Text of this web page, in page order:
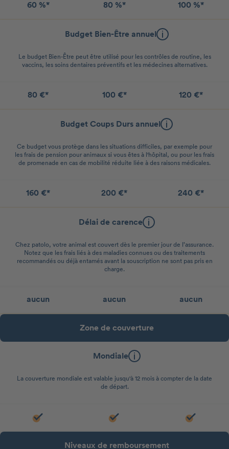
60 %* 80 %* 100 %*
Budget Bien-Être annuel
Le budget Bien-Être peut être utilisé pour les contrôles de routine, les
vaccins, les soins dentaires préventifs et les médecines alternatives.
80 €* 100 €* 120 €*
Budget Coups Durs annuel
Ce budget vous protège dans les situations difficiles, par exemple pour
les frais de pension pour animaux si vous êtes à l'hôpital, ou pour les frais
de promenade en cas de mobilité réduite liée à des raisons médicales.
160 €* 200 €* 240 €*
Délai de carence
Chez patolo, votre animal est couvert dès le premier jour de l’assurance.
Notez que les frais liés à des maladies connues ou des traitements
recommandés ou déjà entamés avant la souscription ne sont pas pris en
charge.
aucun aucun aucun
Zone de couverture
Mondiale
La couverture mondiale est valable jusqu'à 12 mois à compter de la date
de départ.
Niveaux de remboursement